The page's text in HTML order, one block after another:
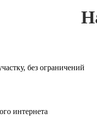
без ограничений
интернета